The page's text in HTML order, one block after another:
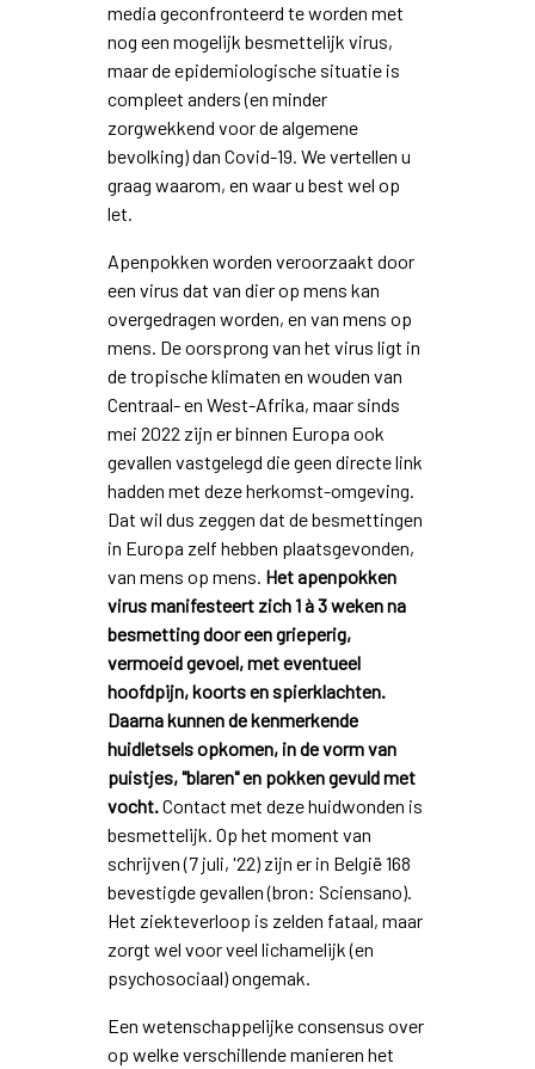
media geconfronteerd te worden met
nog een mogelijk besmettelijk virus,
maar de epidemiologische situatie is
compleet anders (en minder
zorgwekkend voor de algemene
bevolking) dan Covid-19. We vertellen u
graag waarom, en waar u best wel op
let.
Apenpokken worden veroorzaakt door
een virus dat van dier op mens kan
overgedragen worden, en van mens op
mens. De oorsprong van het virus ligt in
de tropische klimaten en wouden van
Centraal- en West-Afrika, maar sinds
mei 2022 zijn er binnen Europa ook
gevallen vastgelegd die geen directe link
hadden met deze herkomst-omgeving.
Dat wil dus zeggen dat de besmettingen
in Europa zelf hebben plaatsgevonden,
van mens op mens. Het apenpokken
virus manifesteert zich 1 à 3 weken na
besmetting door een grieperig,
vermoeid gevoel, met eventueel
hoofdpijn, koorts en spierklachten.
Daarna kunnen de kenmerkende
huidletsels opkomen, in de vorm van
puistjes, "blaren" en pokken gevuld met
vocht.Contact met deze huidwonden is
besmettelijk. Op het moment van
schrijven (7 juli, '22) zijn er in België 168
bevestigde gevallen (bron: Sciensano).
Het ziekteverloop is zelden fataal, maar
zorgt wel voor veel lichamelijk (en
psychosociaal) ongemak.
Een wetenschappelijke consensus over
op welke verschillende manieren het